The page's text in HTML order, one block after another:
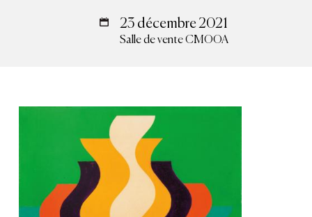
23 décembre 2021
Salle de vente CMOOA